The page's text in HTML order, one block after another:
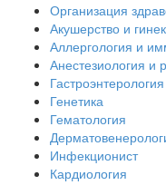
Организация
Акушерство и
Аллергология и
Анестезиология и
Гастроэнтерология
Генетика
Гематология
Инфекционист
Кардиология